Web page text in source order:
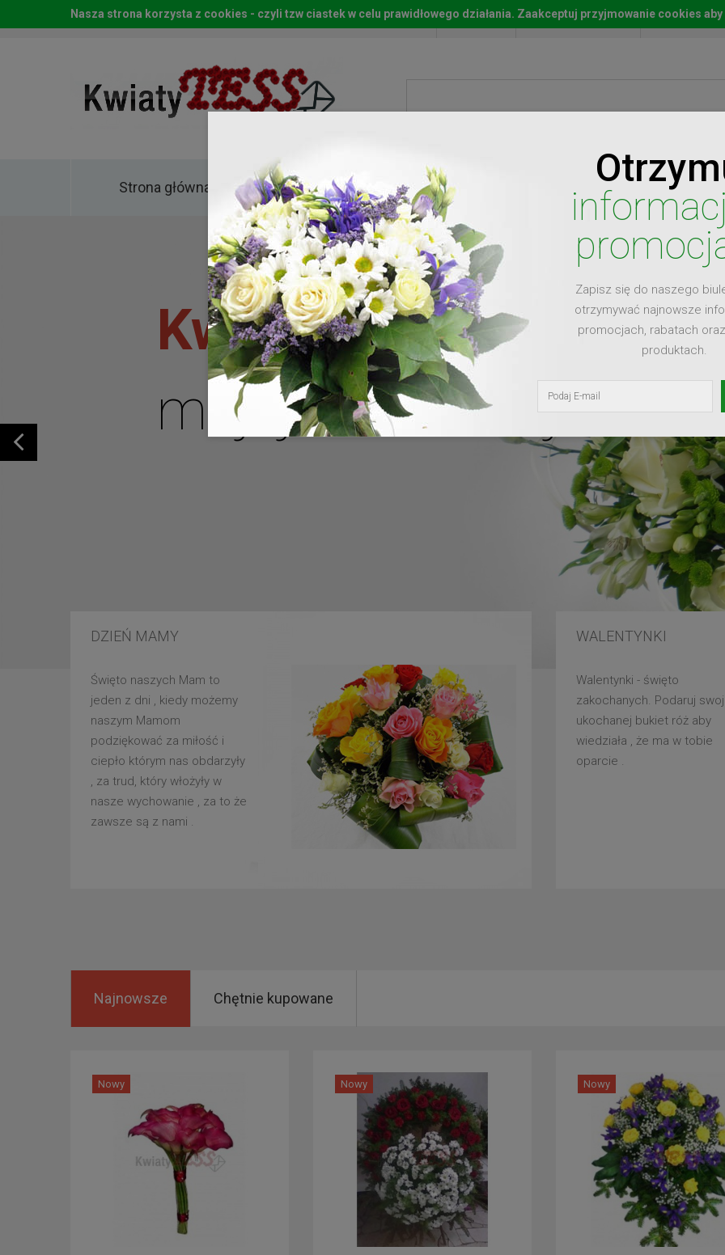
Start Moje konto Lista
Strona główna Kwiaty
Kwiaty dla
mojej ukochanej
DZIEŃ MAMY
Święto naszych Mam to
jeden z dni , kiedy możemy
naszym Mamom
podziękować za miłość i
ciepło którym nas obdarzyły
, za trud, który włożyły w
nasze wychowanie , za to że
zawsze są z nami .
WALENTYNKI
Walentynki - święto
zakochanych. Podaruj
ukochanej bukiet róż aby
wiedziała , że ma w tobie
oparcie .
Zapisz się do naszego
otrzymywać najnowsze
promocjach, rabatach
produktach.
Najnowsze Chętnie kupowane
Nowy Nowy Nowy
Nasza strona korzysta z cookies - czyli tzw ciastek w celu prawidłowego działania. Zaakceptuj przyjmowanie cookies